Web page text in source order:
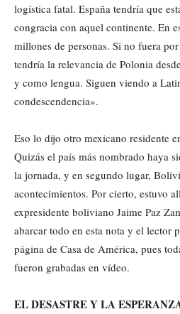
logística fatal. España tendría que
congracia con aquel continente. En
millones de personas. Si no fuera
tendría la relevancia de Polonia
y como lengua. Siguen viendo a
condescendencia».
Eso lo dijo otro mexicano residente
Quizás el país más nombrado haya
la jornada, y en segundo lugar,
acontecimientos. Por cierto, estuvo
expresidente boliviano Jaime Paz
abarcar todo en esta nota y el lector
página de Casa de América, pues
fueron grabadas en vídeo.
EL DESASTRE Y LA